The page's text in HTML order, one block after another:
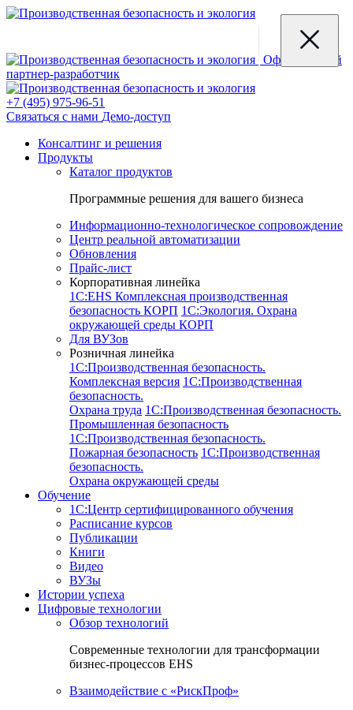
Официальный
партнер-разработчик
+7 (495) 975-96-51
Связаться с нами Демо-доступ
Консалтинг и решения
Продукты
Каталог продуктов
Программные решения для вашего бизнеса
Информационно-технологическое сопровождение
Центр реальной автоматизации
Обновления
Прайс-лист
Корпоративная линейка
1С:EHS Комплексная производственная
безопасность КОРП 1С:Экология. Охрана
окружающей среды КОРП
Для ВУЗов
Розничная линейка
1C:Производственная безопасность.
Комплексная версия 1C:Производственная
безопасность.
Охрана труда 1C:Производственная безопасность.
Промышленная безопасность
1C:Производственная безопасность.
Пожарная безопасность 1C:Производственная
безопасность.
Охрана окружающей среды
Обучение
1C:Центр сертифицированного обучения
Расписание курсов
Публикации
Книги
Видео
ВУЗы
Истории успеха
Цифровые технологии
Обзор технологий
Современные технологии для трансформации
бизнес-процессов EHS
Взаимодействие с «РискПроф»